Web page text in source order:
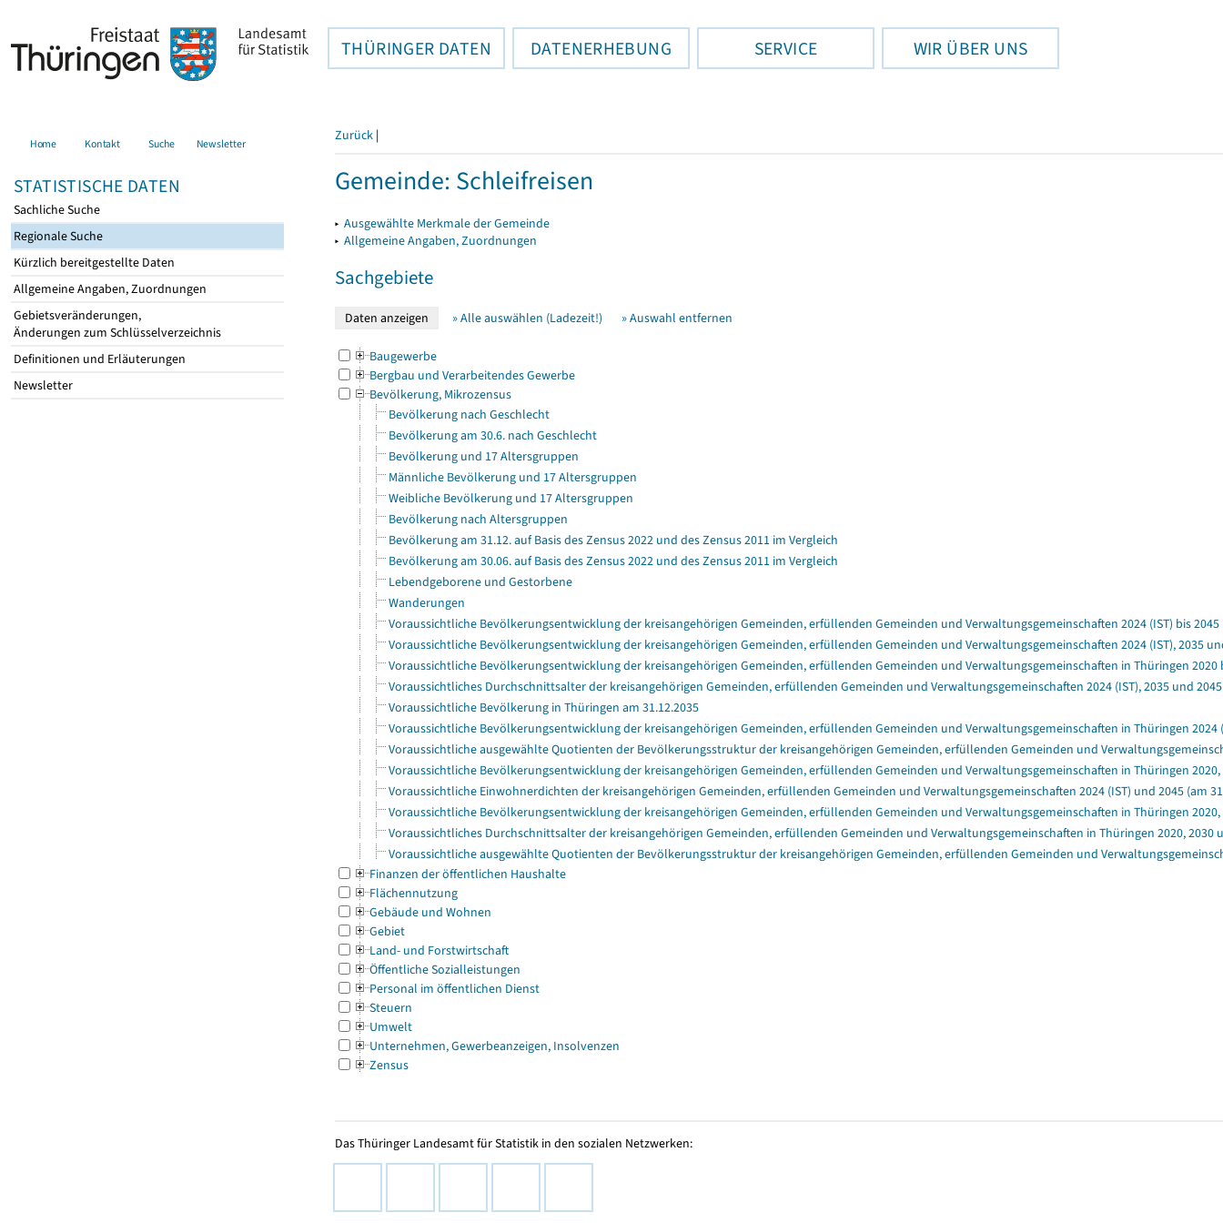
THÜRINGER DATEN DATENERHEBUNG SERVICE WIR ÜBER UNS
Home Kontakt Suche Newsletter
STATISTISCHE DATEN
Sachliche Suche
Regionale Suche
Kürzlich bereitgestellte Daten
Allgemeine Angaben, Zuordnungen
Gebietsveränderungen,
Änderungen zum Schlüsselverzeichnis
Definitionen und Erläuterungen
Newsletter
Zurück |
Gemeinde: Schleifreisen
▸ Ausgewählte Merkmale der Gemeinde
▸ Allgemeine Angaben, Zuordnungen
Sachgebiete
» Alle auswählen (Ladezeit!) » Auswahl entfernen
Baugewerbe
Bergbau und Verarbeitendes Gewerbe
Bevölkerung, Mikrozensus
Bevölkerung nach Geschlecht
Bevölkerung am 30.6. nach Geschlecht
Bevölkerung und 17 Altersgruppen
Männliche Bevölkerung und 17 Altersgruppen
Weibliche Bevölkerung und 17 Altersgruppen
Bevölkerung nach Altersgruppen
Bevölkerung am 31.12. auf Basis des Zensus 2022 und des Zensus 2011 im Vergleich
Bevölkerung am 30.06. auf Basis des Zensus 2022 und des Zensus 2011 im Vergleich
Lebendgeborene und Gestorbene
Wanderungen
Voraussichtliche Bevölkerungsentwicklung der kreisangehörigen Gemeinden, erfüllenden Gemeinden und Verwaltungsgemeinschaften 2024 (IST) bis
Voraussichtliche Bevölkerungsentwicklung der kreisangehörigen Gemeinden, erfüllenden Gemeinden und Verwaltungsgemeinschaften 2024 (IST), 2035
Voraussichtliche Bevölkerungsentwicklung der kreisangehörigen Gemeinden, erfüllenden Gemeinden und Verwaltungsgemeinschaften in Thüringen 2020
Voraussichtliches Durchschnittsalter der kreisangehörigen Gemeinden, erfüllenden Gemeinden und Verwaltungsgemeinschaften 2024 (IST), 2035 und
Voraussichtliche Bevölkerung in Thüringen am 31.12.2035
Voraussichtliche Bevölkerungsentwicklung der kreisangehörigen Gemeinden, erfüllenden Gemeinden und Verwaltungsgemeinschaften in Thüringen
Voraussichtliche ausgewählte Quotienten der Bevölkerungsstruktur der kreisangehörigen Gemeinden, erfüllenden Gemeinden und
Voraussichtliche Bevölkerungsentwicklung der kreisangehörigen Gemeinden, erfüllenden Gemeinden und Verwaltungsgemeinschaften in Thüringen
Voraussichtliche Einwohnerdichten der kreisangehörigen Gemeinden, erfüllenden Gemeinden und Verwaltungsgemeinschaften 2024 (IST) und 2045 (am
Voraussichtliche Bevölkerungsentwicklung der kreisangehörigen Gemeinden, erfüllenden Gemeinden und Verwaltungsgemeinschaften in Thüringen 2020,
Voraussichtliches Durchschnittsalter der kreisangehörigen Gemeinden, erfüllenden Gemeinden und Verwaltungsgemeinschaften in Thüringen 2020, 2030
Voraussichtliche ausgewählte Quotienten der Bevölkerungsstruktur der kreisangehörigen Gemeinden, erfüllenden Gemeinden und
Finanzen der öffentlichen Haushalte
Flächennutzung
Gebäude und Wohnen
Gebiet
Land- und Forstwirtschaft
Öffentliche Sozialleistungen
Personal im öffentlichen Dienst
Steuern
Umwelt
Unternehmen, Gewerbeanzeigen, Insolvenzen
Zensus
Das Thüringer Landesamt für Statistik in den sozialen Netzwerken: